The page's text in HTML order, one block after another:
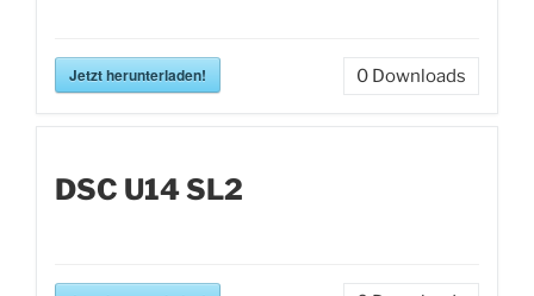
Jetzt herunterladen! 0 Downloads
DSC U14 SL2